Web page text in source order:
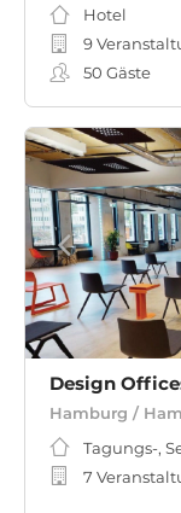
Hotel
9
50 Gäste
Design
Hamburg /
Tagungs-,
7